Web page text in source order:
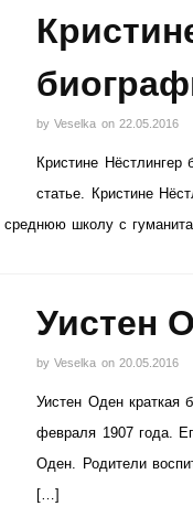
byVeselka on 22.05.2016
Кристине Нёстлингер
статье. Кристине
среднюю школу с
Уистен
byVeselka on 20.05.2016
Уистен Оден краткая
февраля 1907 года.
Оден. Родители
[…]